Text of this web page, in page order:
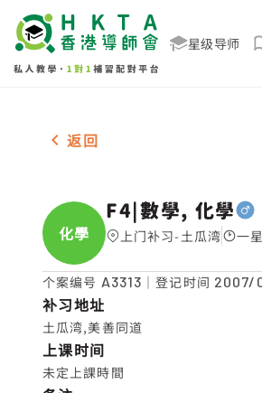
星级导师
男-1名 F4|數學, 化學，土瓜湾
返回
化學
F4|數學, 化學
上门补习-土瓜湾 一
个案编号 A3313 ｜登记时间 2007/
补习地址
土瓜湾,美善同道
上课时间
未定上課時間